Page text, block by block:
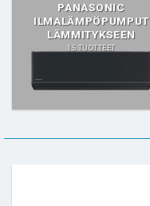
PANASONIC
ILMALÄMPÖPUMPUT
LÄMMITYKSEEN
15 TUOTTEET